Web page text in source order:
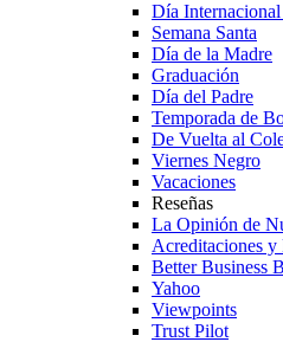
Día
Semana Santa
Día de la Madre
Graduación
Día del Padre
Temporada de
De Vuelta al
Viernes Negro
Vacaciones
Reseñas
La Opinión de
Acreditaciones y
Better Business
Yahoo
Viewpoints
Trust Pilot